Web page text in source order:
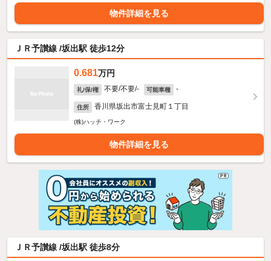
物件詳細を見る
ＪＲ予讃線 /坂出駅 徒歩12分
0.681万円
礼/保/権 不要/不要/- 可能車種 -
住所 香川県坂出市富士見町１丁目
(株)ハッチ・ワーク
物件詳細を見る
ＪＲ予讃線 /坂出駅 徒歩8分